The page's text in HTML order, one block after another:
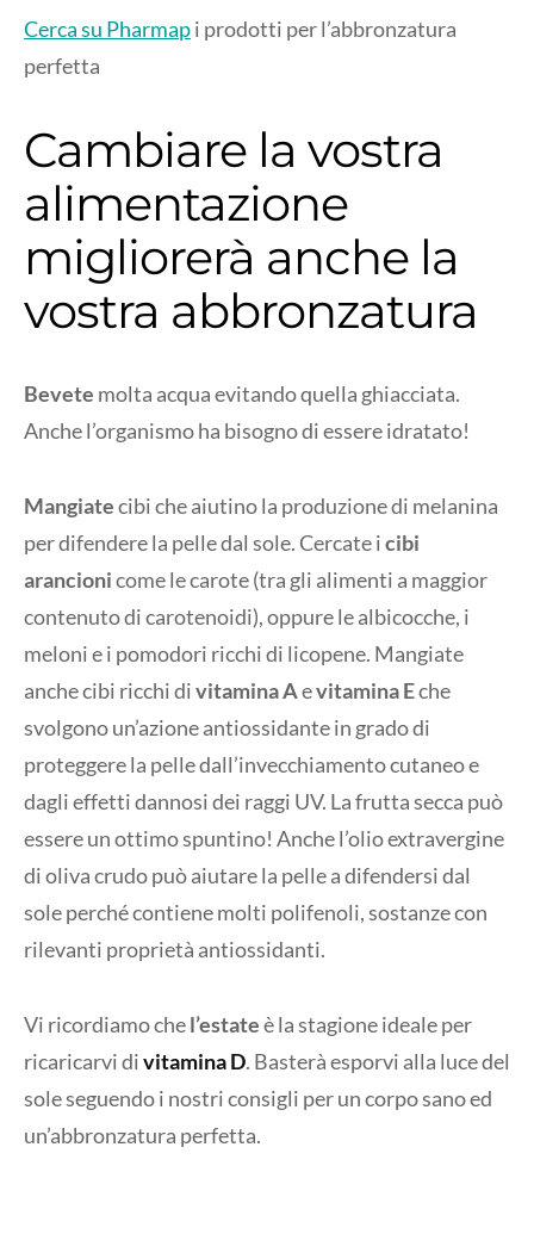
Cerca su Pharmapi prodotti per l’abbronzatura
perfetta
Cambiare la vostra
alimentazione
migliorerà anche la
vostra abbronzatura
Bevete molta acqua evitando quella ghiacciata.
Anche l’organismo ha bisogno di essere idratato!
Mangiatecibi che aiutino la produzione di melanina
per difendere la pelle dal sole. Cercate icibi
arancionicome le carote (tra gli alimenti a maggior
contenuto di carotenoidi), oppure le albicocche, i
meloni e i pomodori ricchi di licopene. Mangiate
anche cibi ricchi divitamina Aevitamina Eche
svolgono un’azione antiossidante in grado di
proteggere la pelle dall’invecchiamento cutaneo e
dagli effetti dannosi dei raggi UV. La frutta secca può
essere un ottimo spuntino! Anche l’olio extravergine
di oliva crudo può aiutare la pelle a difendersi dal
sole perché contiene molti polifenoli, sostanze con
rilevanti proprietà antiossidanti.
Vi ricordiamo chel’estateè la stagione ideale per
ricaricarvi divitamina D. Basterà esporvi alla luce del
sole seguendo i nostri consigli per un corpo sano ed
un’abbronzatura perfetta.